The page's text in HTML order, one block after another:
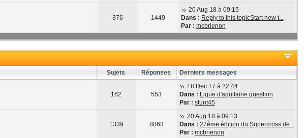
376 1449
20 Aug 18 à 09:15
Dans : Reply to this topicStart new t...
Par : mcbrienon
Sujets Réponses Derniers messages
162 553
18 Dec 17 à 22:44
Dans : Ligue d'aquitaine question
Par : stunt45
1339 8063
20 Aug 18 à 09:13
Dans : 27ème édition du Supercross de...
Par : mcbrienon